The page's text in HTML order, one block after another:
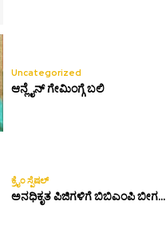
Uncategorized
ಆನ್ಲೈನ್ ಗೇಮಿಂಗ್ಗೆ ಬಲಿ
ಕ್ರೈಂ ಸ್ಪೆಷಲ್
ಅನಧಿಕೃತ ಪಿಜಿಗಳಿಗೆ ಬಿಬಿಎಂಪಿ ಬೀಗ…